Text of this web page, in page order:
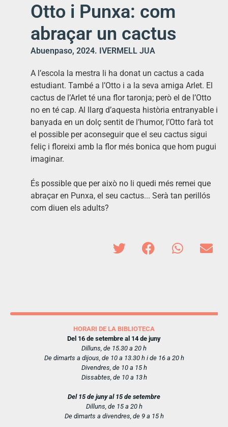
Otto i Punxa: com
abraçar un cactus
Abuenpaso, 2024. IVERMELL JUA
A l’escola la mestra li ha donat un cactus a cada
estudiant. També a l’Otto i a la seva amiga Arlet. El
cactus de l’Arlet té una flor taronja; però el de l’Otto
no en té cap. Al llarg d’aquesta història entranyable i
banyada en un dolç sentit de l’humor, l’Otto farà tot
el possible per aconseguir que el seu cactus sigui
feliç i floreixi amb la flor més bonica que hom pugui
imaginar.
És possible que per això no li quedi més remei que
abraçar en Punxa, el seu cactus... Serà tan perillós
com diuen els adults?
HORARI DE LA BIBLIOTECA
Del 16 de setembre al 14 de juny
Dilluns, de 15.30 a 20 h
De dimarts a dijous, de 10 a 13.30 h i de 16 a 20 h
Divendres, de 10 a 15 h
Dissabtes, de 10 a 13 h
Del 15 de juny al 15 de setembre
Dilluns, de 15 a 20 h
De dimarts a divendres, de 9 a 15 h